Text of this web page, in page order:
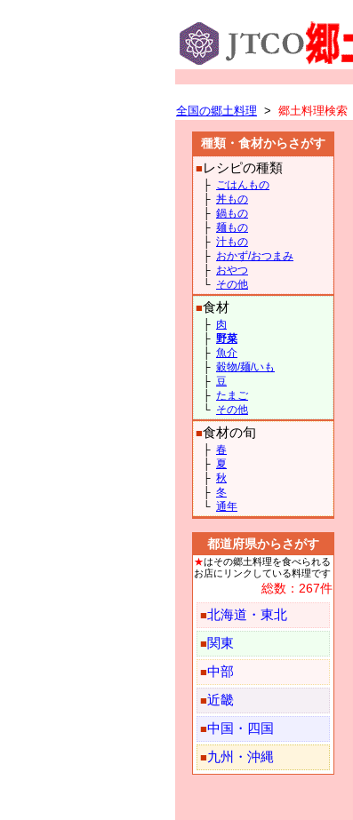
全国の郷土料理 > 郷土料理検索
種類・食材からさがす
■ レシピの種類
├ ごはんもの
├ 丼もの
├ 鍋もの
├ 麺もの
├ 汁もの
├ おかず/おつまみ
├ おやつ
└ その他
■食材
├ 肉
├ 野菜
├ 魚介
├ 穀物/麺/いも
├ 豆
├ たまご
└ その他
■食材の旬
├ 春
├ 夏
├ 秋
├ 冬
└ 通年
都道府県からさがす
★はその郷土料理を食べられる
お店にリンクしている料理です
総数：267件
■北海道・東北
■関東
■中部
■近畿
■中国・四国
■九州・沖縄